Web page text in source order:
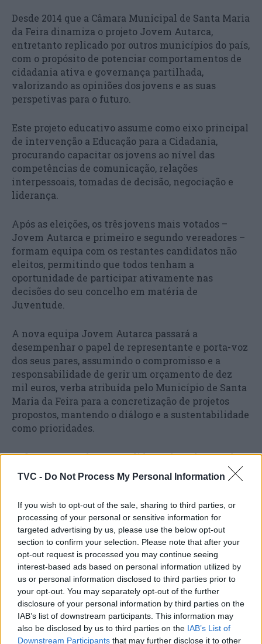
TVC - Do Not Process My Personal Information
If you wish to opt-out of the sale, sharing to third parties, or
processing of your personal or sensitive information for
targeted advertising by us, please use the below opt-out
section to confirm your selection. Please note that after your
opt-out request is processed you may continue seeing
interest-based ads based on personal information utilized by
us or personal information disclosed to third parties prior to
your opt-out. You may separately opt-out of the further
disclosure of your personal information by third parties on the
IAB’s list of downstream participants. This information may
also be disclosed by us to third parties on the IAB’s List of
Downstream Participants that may further disclose it to other
Desde 2014 que a Câmara Municipal de Santa Maria
da Feira dinamiza o projeto Jovem Autarca,
entretanto replicado por outros municípios do país,
com o propósito de potenciar comportamentos de
cidadania ativa e governança partilhada,
valorizando as opiniões dos jovens e as suas
perspetivas para o futuro.
Este projeto educativo assume como eixo principal
de intervenção a Educação para a Cidadania,
procurando capacitar os jovens ao nível das
competências de comunicação, relações
interpessoais, tomadas de decisão, negociação e
liderança.
Após as eleições, os três jovens mais votados –
Jovem Autarca e primeiro e segundo vereadores –
formam equipa com os restantes candidatos não
eleitos, permitindo que todos tenham a
oportunidade de participar ativamente nas
decisões do seu concelho em matéria de
Juventude.
A nova equipa Jovem Autarca passará a
desempenhar o papel de representante e porta-voz
dos seus pares, assumindo o compromisso e a
responsabilidade de gerir um orçamento de dez
mil euros, verba atribuída pelo Município de Santa
Maria da Feira para a concretização de projetos
propostos, mantendo o diálogo e a sustentabilidade
como prioridades.
Refira-se que todos os candidatos de cada uma das
edições são convidados a integrar o Conselho
Consultivo Jovem, continuando a colaborar na
“Todos estes jovens podem e devem ter uma
participação ativa e efetiva na sua comunidade”,
reforça Amadeu Albergaria.